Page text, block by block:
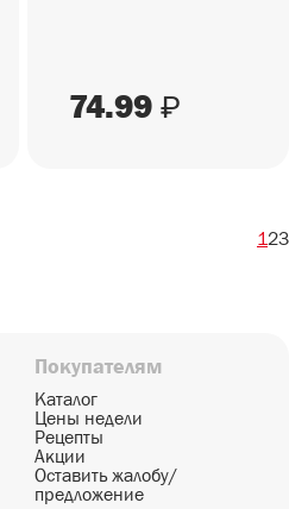
74.99 ₽
123
Покупателям
Каталог
Цены недели
Рецепты
Акции
Оставить жалобу/
предложение